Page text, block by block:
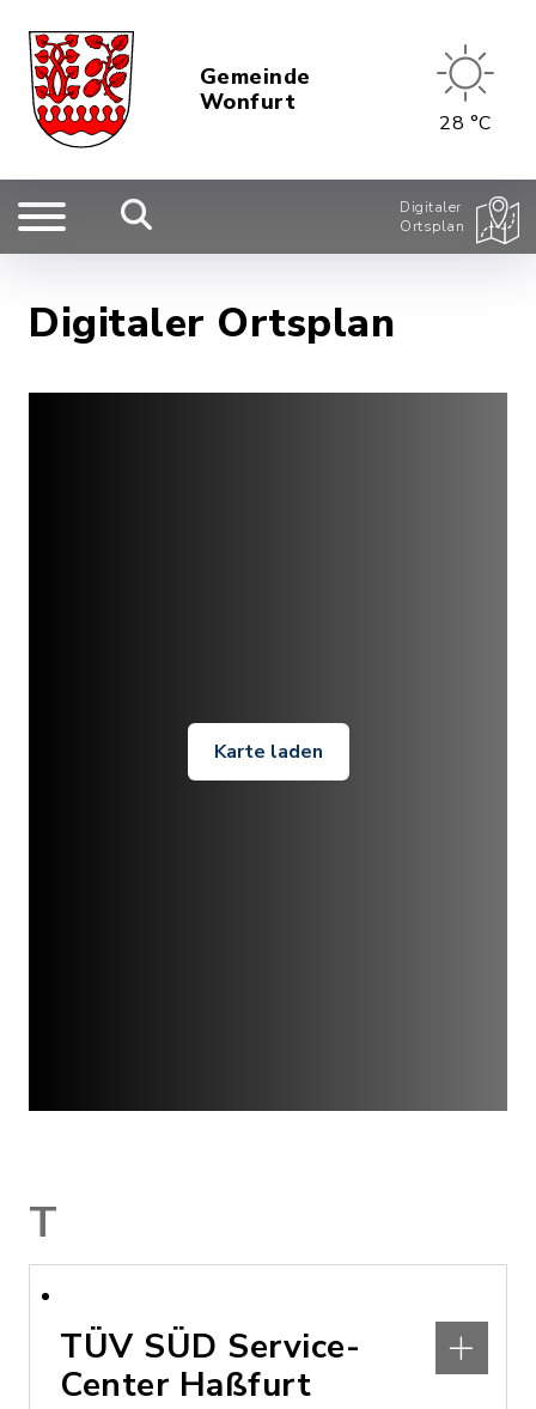
Gemeinde
Wonfurt
28 °C
Digitaler
Ortsplan
Digitaler Ortsplan
Karte laden
T
TÜV SÜD Service-
Center Haßfurt